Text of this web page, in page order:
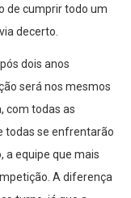
de cumprir todo um
decerto.
dois anos
será nos mesmos
com todas as
todas se enfrentarão
a equipe que mais
A diferença